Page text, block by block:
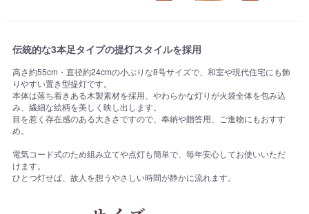
伝統的な3本足タイプの提灯スタイルを採用
高さ約55cm・直径約24cmの小ぶりな8号サイズで、和室や現代住宅にも飾
りやすい置き型提灯です。
本体は落ち着きある木製素材を採用、やわらかな灯りが火袋全体を包み込
み、繊細な絵柄を美しく映し出します。
目を惹く存在感のある大きさですので、奉納や贈答用、ご進物にもおすす
め。
電気コード式のため組み立てや点灯も簡単で、毎年安心してお使いいただ
けます。
ひとつ灯せば、故人を想うやさしい時間が静かに流れます。